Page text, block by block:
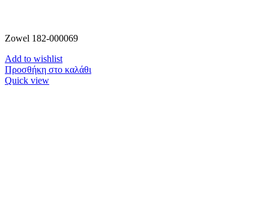
Zowel 182-000069
Add to wishlist
Προσθήκη στο καλάθι
Quick view